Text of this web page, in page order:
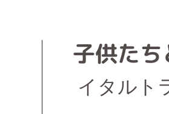
子供た
イタルト